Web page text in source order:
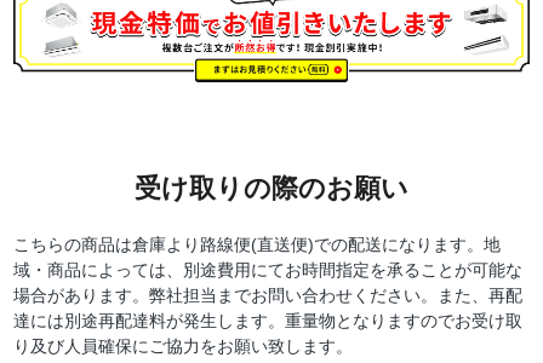
受け取りの際のお願い
こちらの商品は倉庫より路線便(直送便)での配送になります。地
域・商品によっては、別途費用にてお時間指定を承ることが可能な
場合があります。弊社担当までお問い合わせください。また、再配
達には別途再配達料が発生します。重量物となりますのでお受け取
り及び人員確保にご協力をお願い致します。